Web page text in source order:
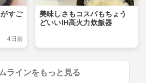
すご
4日前
美味しさもコスパもちょう
どいいIH高火力炊飯器
ラインをもっと見る